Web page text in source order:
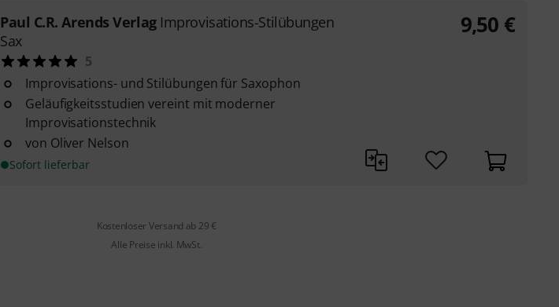
Paul C.R. Arends Verlag Improvisations-Stilübungen
Sax
5
Improvisations- und Stilübungen für Saxophon
Geläufigkeitsstudien vereint mit moderner
Improvisationstechnik
von Oliver Nelson
Sofort lieferbar
9,50 €
Kostenloser Versand ab 29 €
Alle Preise inkl. MwSt.